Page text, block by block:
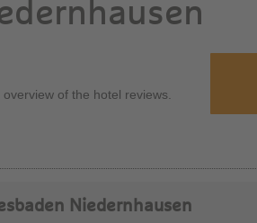
of the hotel reviews.
Niedernhausen